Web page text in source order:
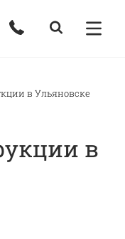
в Ульяновске
в